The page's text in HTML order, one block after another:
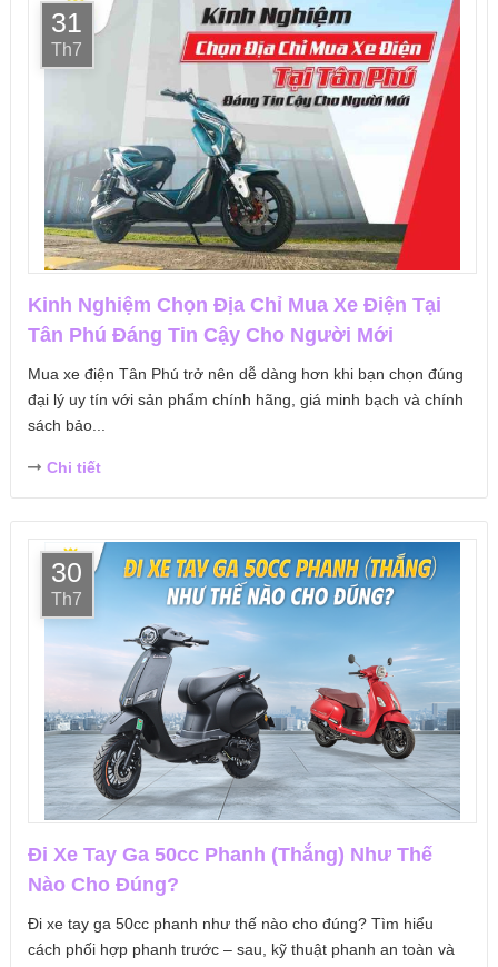
31
Th7
Kinh Nghiệm Chọn Địa Chỉ Mua Xe Điện Tại
Tân Phú Đáng Tin Cậy Cho Người Mới
Mua xe điện Tân Phú trở nên dễ dàng hơn khi bạn chọn đúng
đại lý uy tín với sản phẩm chính hãng, giá minh bạch và chính
sách bảo...
Chi tiết
30
Th7
Đi Xe Tay Ga 50cc Phanh (Thắng) Như Thế
Nào Cho Đúng?
Đi xe tay ga 50cc phanh như thế nào cho đúng? Tìm hiểu
cách phối hợp phanh trước – sau, kỹ thuật phanh an toàn và